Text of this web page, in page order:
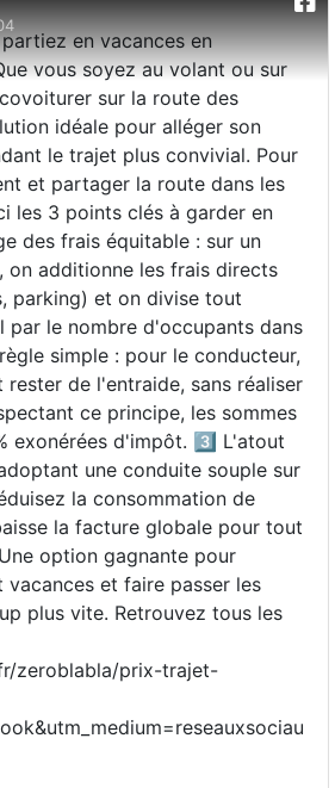
en vacances en
vous soyez au volant ou sur
sur la route des
idéale pour alléger son
le trajet plus convivial. Pour
et partager la route dans les
les 3 points clés à garder en
des frais équitable : sur un
on additionne les frais directs
parking) et on divise tout
par le nombre d'occupants dans
simple : pour le conducteur,
de l'entraide, sans réaliser
ce principe, les sommes
exonérées d'impôt. 3️⃣ L'atout
une conduite souple sur
la consommation de
la facture globale pour tout
option gagnante pour
vacances et faire passer les
plus vite. Retrouvez tous les
zeroblabla/prix-trajet-